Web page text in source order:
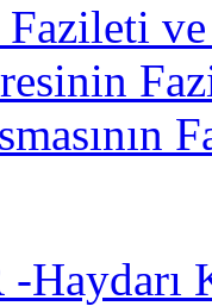
Fazileti
Haydarı